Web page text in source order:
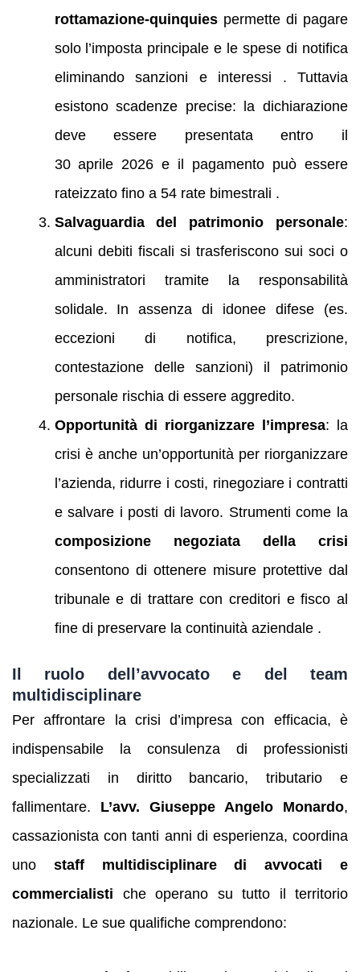
rottamazione‑quinquiespermette di pagare
solo l’imposta principale e le spese di notifica
eliminando sanzioni e interessi . Tuttavia
esistono scadenze precise: la dichiarazione
deve essere presentata entro il
30 aprile 2026 e il pagamento può essere
rateizzato fino a 54 rate bimestrali .
Salvaguardia del patrimonio personale:
alcuni debiti fiscali si trasferiscono sui soci o
amministratori tramite la responsabilità
solidale. In assenza di idonee difese (es.
eccezioni di notifica, prescrizione,
contestazione delle sanzioni) il patrimonio
personale rischia di essere aggredito.
Opportunità di riorganizzare l’impresa: la
crisi è anche un’opportunità per riorganizzare
l’azienda, ridurre i costi, rinegoziare i contratti
e salvare i posti di lavoro. Strumenti come la
composizione negoziata della crisi
consentono di ottenere misure protettive dal
tribunale e di trattare con creditori e fisco al
fine di preservare la continuità aziendale .
Il ruolo dell’avvocato e del team
multidisciplinare
Per affrontare la crisi d’impresa con efficacia, è
indispensabile la consulenza di professionisti
specializzati in diritto bancario, tributario e
fallimentare. L’avv. Giuseppe Angelo Monardo,
cassazionista con tanti anni di esperienza, coordina
uno staff multidisciplinare di avvocati e
commercialisti che operano su tutto il territorio
nazionale. Le sue qualifiche comprendono: